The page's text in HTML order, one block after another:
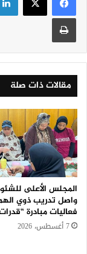
مقالات ذات صلة
المجلس الأعلى
واصل تدريب ذوي
فعاليات مبادرة
7 أغسطس، 2026